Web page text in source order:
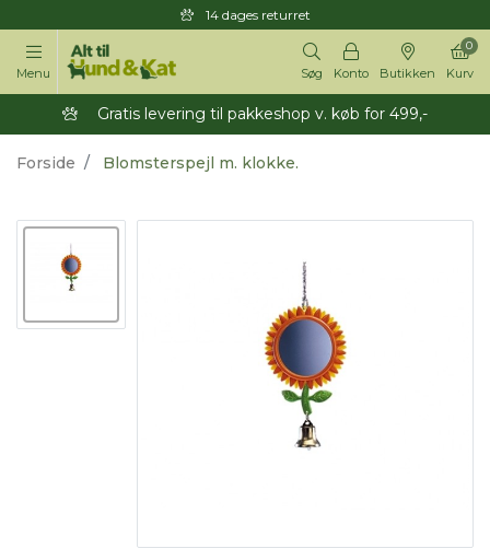
14 dages returret
Menu Søg Konto Butikken Kurv
0
Gratis levering til pakkeshop v. køb for 499,-
Forside Blomsterspejl m. klokke.